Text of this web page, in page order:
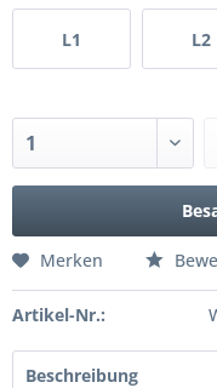
L1 L2
Merken
Artikel-Nr.:
Beschreibung